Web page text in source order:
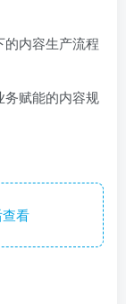
的内容生产流程
务赋能的内容规
看